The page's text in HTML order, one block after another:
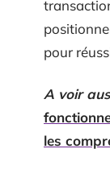
pour
A voir
les